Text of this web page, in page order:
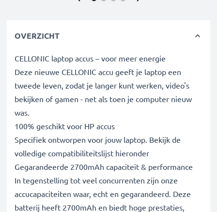
OVERZICHT
CELLONIC laptop accus – voor meer energie
Deze nieuwe CELLONIC accu geeft je laptop een
tweede leven, zodat je langer kunt werken, video's
bekijken of gamen - net als toen je computer nieuw
was.
100% geschikt voor HP accus
Specifiek ontworpen voor jouw laptop. Bekijk de
volledige compatibiliteitslijst hieronder
Gegarandeerde 2700mAh capaciteit & performance
In tegenstelling tot veel concurrenten zijn onze
accucapaciteiten waar, echt en gegarandeerd. Deze
batterij heeft 2700mAh en biedt hoge prestaties,